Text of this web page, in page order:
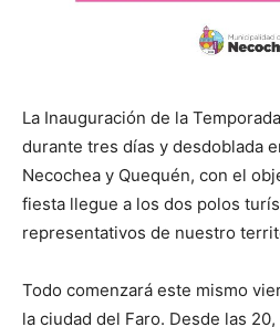
La Inauguración de la
durante tres días y desdoblada
Necochea y Quequén, con el
fiesta llegue a los dos polos
representativos de nuestro
Todo comenzará este mismo
la ciudad del Faro. Desde las